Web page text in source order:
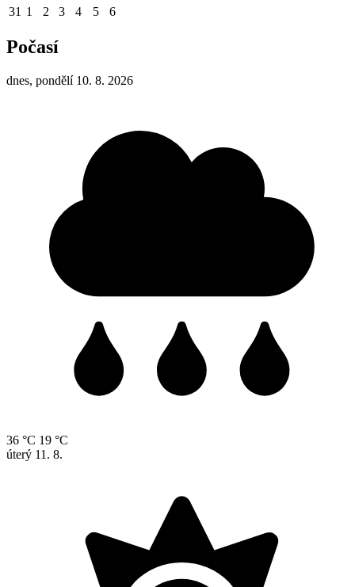
31 1 2 3 4 5 6
Počasí
dnes, pondělí 10. 8. 2026
36 °C 19 °C
úterý 11. 8.